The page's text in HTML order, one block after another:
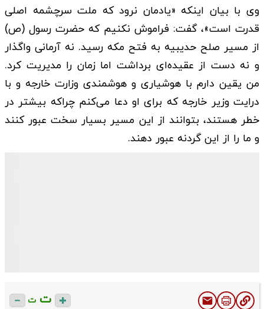
وی با بیان اینکه «یادمان نرود که ملت سرچشمه اصلی
قدرت است»، گفت: فراموش نکنیم که حضرت رسول (ص)
از مسیر صلح حدیبیه به فتح مکه رسید. نه آرمانی واگذار
و نه دست از عقیده‌ای برداشت اما زمان را مدیریت کرد.
من یقین دارم با هوشیاری و هوشمندی وزارت خارجه و با
درایت وزیر خارجه که برای او دعا می‌کنم چراکه بیشتر در
خطر هستند، بتوانند از این مسیر بسیار سخت عبور کنند
و ما را از این گردنه عبور دهند.
ت ت